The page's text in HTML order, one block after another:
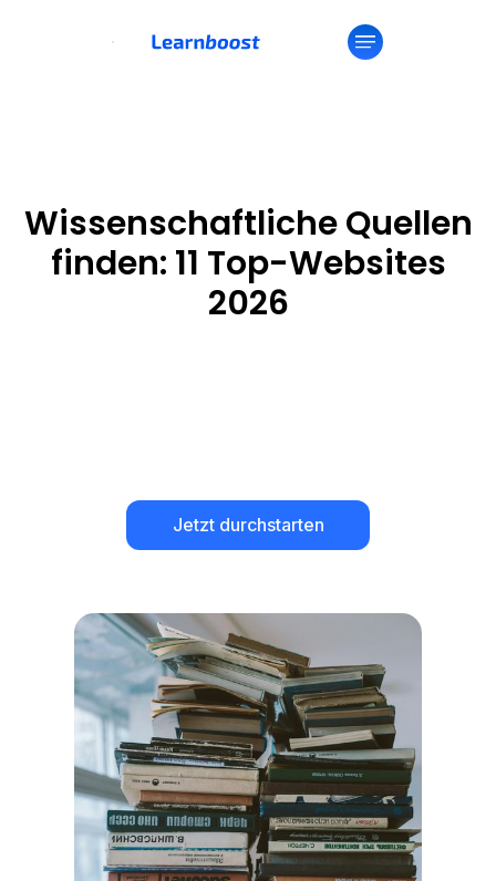
Wissenschaftliche Quellen
finden: 11 Top-Websites
2026
Jetzt durchstarten